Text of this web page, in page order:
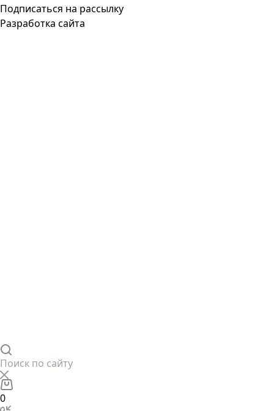
Подписаться на рассылку
Разработка сайта
0